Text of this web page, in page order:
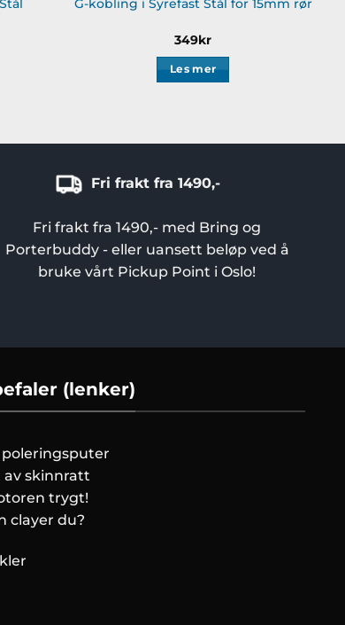
349kr
Les mer
Fri frakt fra 1490,-
Fri frakt fra 1490,- med Bring og
Porterbuddy - eller uansett beløp ved å
bruke vårt Pickup Point i Oslo!
(lenker)
poleringsputer
av skinnratt
trygt!
clayer du?